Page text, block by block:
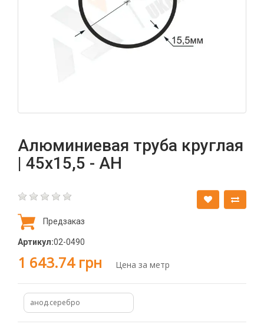
Алюминиевая труба круглая
| 45х15,5 - АН
Предзаказ
Артикул:02-0490
1 643.74 грн Цена за метр
анод.серебро